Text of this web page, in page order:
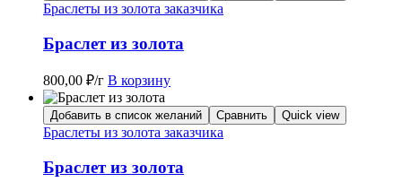
Браслеты из золота заказчика
Браслет из золота
800,00 ₽/г В корзину
Добавить в список желаний Сравнить Quick view
Браслеты из золота заказчика
Браслет из золота